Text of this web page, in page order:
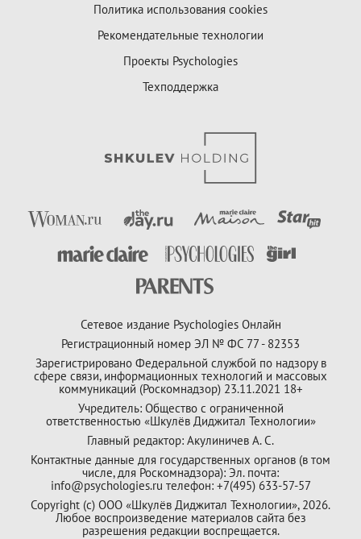
Политика использования cookies
Рекомендательные технологии
Проекты Psychologies
Техподдержка
Сетевое издание Psychologies Онлайн
Регистрационный номер ЭЛ № ФС 77 - 82353
Зарегистрировано Федеральной службой по надзору в
сфере связи, информационных технологий и массовых
коммуникаций (Роскомнадзор) 23.11.2021 18+
Учредитель: Общество с ограниченной
ответственностью «Шкулёв Диджитал Технологии»
Главный редактор: Акулиничев А. С.
Контактные данные для государственных органов (в том
числе, для Роскомнадзора): Эл. почта:
info@psychologies.ru телефон: +7(495) 633-57-57
Copyright (с) ООО «Шкулёв Диджитал Технологии», 2026.
Любое воспроизведение материалов сайта без
разрешения редакции воспрещается.